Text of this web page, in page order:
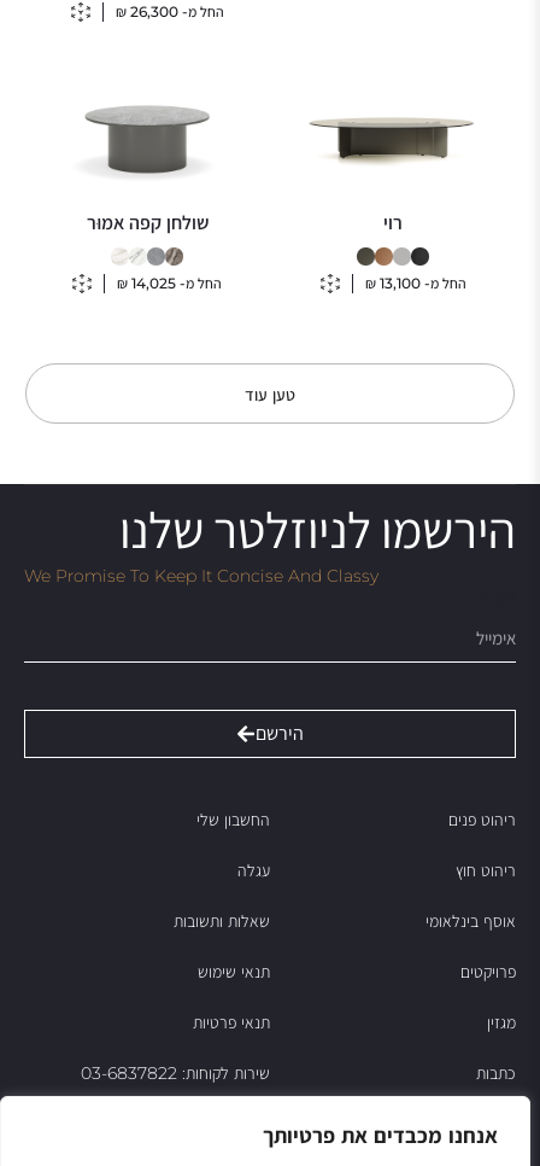
אנחנו מכבדים את פרטיותך
החל מ-26,300
₪
רוי
החל מ-13,100
₪
שולחן קפה אמוּר
החל מ- 14,025
₪
טען עוד
הירשמו לניוזלטר שלנו
We Promise To Keep It Concise And Classy
הירשם
ריהוט פנים
ריהוט חוץ
אוסף בינלאומי
פרויקטים
מגזין
כתבות
החשבון שלי
עגלה
שאלות ותשובות
תנאי שימוש
תנאי פרטיות
שירות לקוחות: 03-6837822